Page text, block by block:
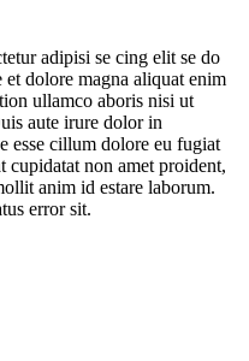
adipisi se cing elit se do
dolore magna aliquat enim
ullamco aboris nisi ut
aute irure dolor in
esse cillum dolore eu fugiat
cupidatat non amet proident,
anim id estare laborum.
error sit.